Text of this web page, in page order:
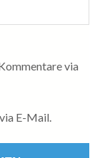
via
E-Mail.